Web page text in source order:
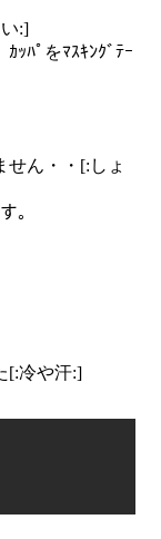
:]
ﾊﾟをﾏｽｷﾝｸﾞﾃｰ
ん・・[:しょ
。
冷や汗:]